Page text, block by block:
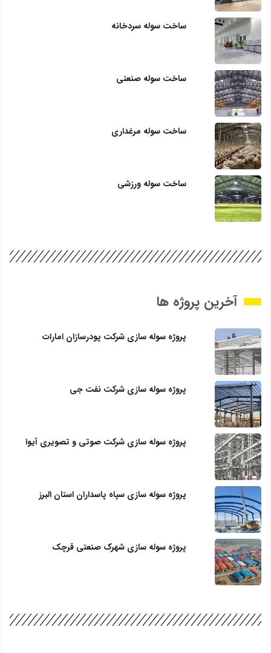
ساخت سوله سردخانه
ساخت سوله صنعتی
ساخت سوله مرغداری
ساخت سوله ورزشی
آخرین پروژه ها
پروژه سوله سازی شرکت پودرسازان امارات
پروژه سوله سازی شرکت نفت جی
پروژه سوله سازی شرکت صوتی و تصویری آیوا
پروژه سوله سازی سپاه پاسداران استان البرز
پروژه سوله سازی شهرک صنعتی قرچک